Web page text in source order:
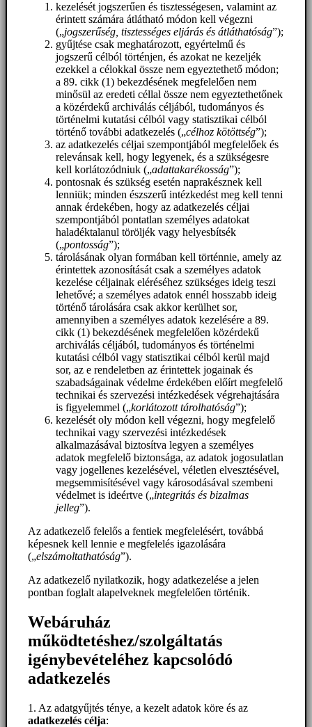
kezelését jogszerűen és tisztességesen, valamint az
érintett számára átlátható módon kell végezni
(„jogszerűség, tisztességes eljárás és átláthatóság”);
gyűjtése csak meghatározott, egyértelmű és
jogszerű célból történjen, és azokat ne kezeljék
ezekkel a célokkal össze nem egyeztethető módon;
a 89. cikk (1) bekezdésének megfelelően nem
minősül az eredeti céllal össze nem egyeztethetőnek
a közérdekű archiválás céljából, tudományos és
történelmi kutatási célból vagy statisztikai célból
történő további adatkezelés („célhoz kötöttség”);
az adatkezelés céljai szempontjából megfelelőek és
relevánsak kell, hogy legyenek, és a szükségesre
kell korlátozódniuk („adattakarékosság”);
pontosnak és szükség esetén naprakésznek kell
lenniük; minden észszerű intézkedést meg kell tenni
annak érdekében, hogy az adatkezelés céljai
szempontjából pontatlan személyes adatokat
haladéktalanul töröljék vagy helyesbítsék
(„pontosság”);
tárolásának olyan formában kell történnie, amely az
érintettek azonosítását csak a személyes adatok
kezelése céljainak eléréséhez szükséges ideig teszi
lehetővé; a személyes adatok ennél hosszabb ideig
történő tárolására csak akkor kerülhet sor,
amennyiben a személyes adatok kezelésére a 89.
cikk (1) bekezdésének megfelelően közérdekű
archiválás céljából, tudományos és történelmi
kutatási célból vagy statisztikai célból kerül majd
sor, az e rendeletben az érintettek jogainak és
szabadságainak védelme érdekében előírt megfelelő
technikai és szervezési intézkedések végrehajtására
is figyelemmel („korlátozott tárolhatóság”);
kezelését oly módon kell végezni, hogy megfelelő
technikai vagy szervezési intézkedések
alkalmazásával biztosítva legyen a személyes
adatok megfelelő biztonsága, az adatok jogosulatlan
vagy jogellenes kezelésével, véletlen elvesztésével,
megsemmisítésével vagy károsodásával szembeni
védelmet is ideértve („integritás és bizalmas
jelleg”).
Az adatkezelő felelős a fentiek megfelelésért, továbbá
képesnek kell lennie e megfelelés igazolására
(„elszámoltathatóság”).
Az adatkezelő nyilatkozik, hogy adatkezelése a jelen
pontban foglalt alapelveknek megfelelően történik.
Webáruház
működtetéshez/szolgáltatás
igénybevételéhez kapcsolódó
adatkezelés
1. Az adatgyűjtés ténye, a kezelt adatok köre és az
adatkezelés célja: